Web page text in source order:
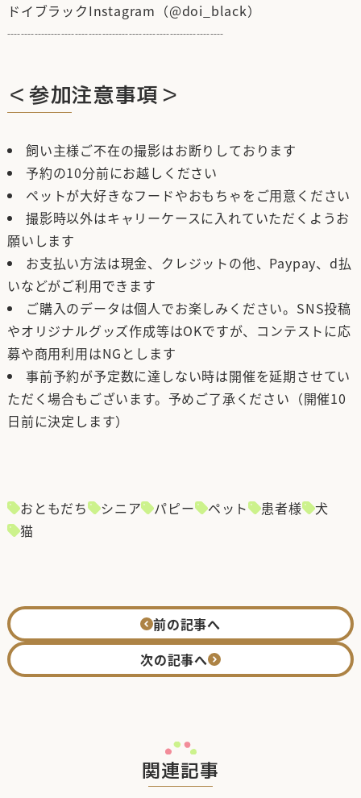
ドイブラックInstagram（@doi_black）
┈┈┈┈┈┈┈┈┈┈┈┈┈┈┈┈
＜参加注意事項＞
飼い主様ご不在の撮影はお断りしております
予約の10分前にお越しください
ペットが大好きなフードやおもちゃをご用意ください
撮影時以外はキャリーケースに入れていただくようお
願いします
お支払い方法は現金、クレジットの他、Paypay、d払
いなどがご利用できます
ご購入のデータは個人でお楽しみください。SNS投稿
やオリジナルグッズ作成等はOKですが、コンテストに応
募や商用利用はNGとします
事前予約が予定数に達しない時は開催を延期させてい
ただく場合もございます。予めご了承ください（開催10
日前に決定します）
おともだち シニア パピー ペット 患者様
犬
猫
前の記事へ
次の記事へ
関連記事